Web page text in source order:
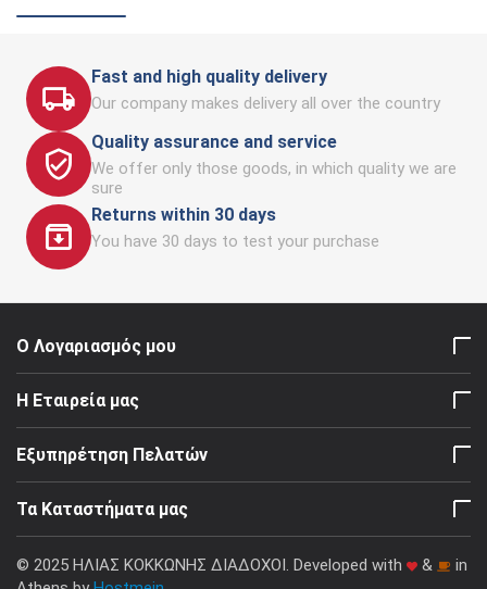
Fast and high quality delivery
Our company makes delivery all over the country
Quality assurance and service
We offer only those goods, in which quality we are
sure
Returns within 30 days
You have 30 days to test your purchase
Ο Λογαριασμός μου
Η Εταιρεία μας
Εξυπηρέτηση Πελατών
Τα Καταστήματα μας
© 2025 ΗΛΙΑΣ ΚΟΚΚΩΝΗΣ ΔΙΑΔΟΧΟΙ. Developed with &
in